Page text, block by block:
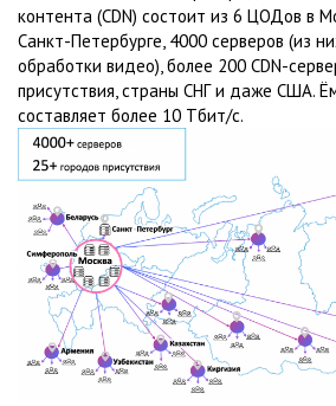
контента (CDN) состоит из 6 ЦОДов в
Санкт-Петербурге, 4000 серверов (из
обработки видео), более 200 CDN-
присутствия, страны СНГ и даже США.
составляет более 10 Тбит/с.